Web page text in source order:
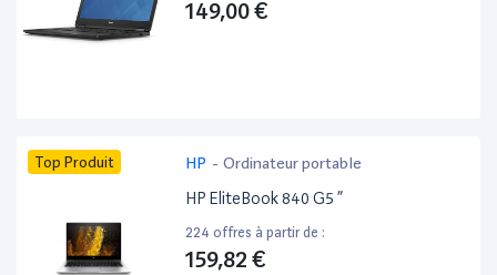
149,00 €
Top Produit HP - Ordinateur portable
HP EliteBook 840 G5 ”
224 offres à partir de :
159,82 €